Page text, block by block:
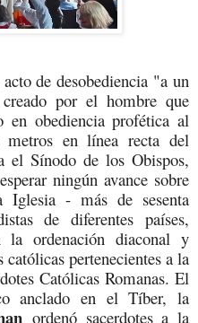
de desobediencia "a un
por el hombre que
obediencia profética al
en línea recta del
el Sínodo de los Obispos,
ningún avance sobre
- más de sesenta
de diferentes países,
la ordenación diaconal y
pertenecientes a la
Católicas Romanas. El
anclado en el Tíber, la
ordenó sacerdotes a la